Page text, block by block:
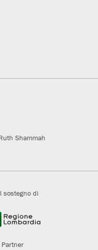
Shammah
sostegno di
Partner